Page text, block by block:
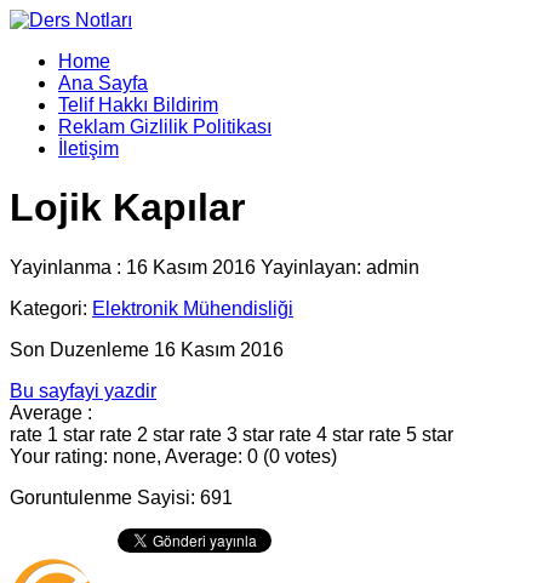
Home
Ana Sayfa
Telif Hakkı Bildirim
Reklam Gizlilik Politikası
İletişim
Lojik Kapılar
Yayinlanma : 16 Kasım 2016 Yayinlayan: admin
Kategori: Elektronik Mühendisliği
Son Duzenleme 16 Kasım 2016
Bu sayfayi yazdir
Average :
rate 1 star rate 2 star rate 3 star rate 4 star rate 5 star
Your rating: none, Average: 0 (0 votes)
Goruntulenme Sayisi: 691